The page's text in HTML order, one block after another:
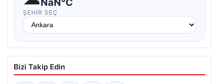
ŞEHIR SEÇ
Bizi Takip Edin